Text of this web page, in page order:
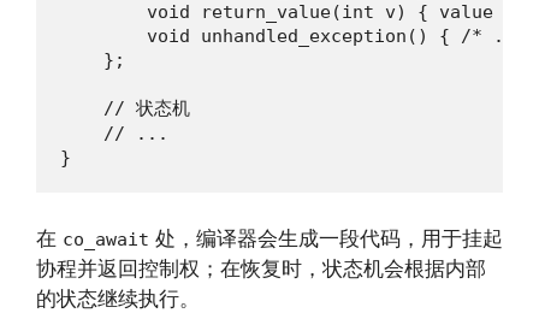
void return_value(int v) { value =
void unhandled_exception() { /* ...
    };
    // 状态机
    // ...
}
在 co_await 处，编译器会生成一段代码，用于挂起
协程并返回控制权；在恢复时，状态机会根据内部
的状态继续执行。